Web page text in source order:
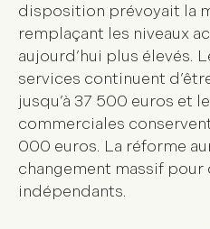
disposition prévoyait la
remplaçant les niveaux
aujourd’hui plus élevés.
services continuent
jusqu’à 37 500 euros et
commerciales
000 euros. La réforme
changement massif pour
indépendants.